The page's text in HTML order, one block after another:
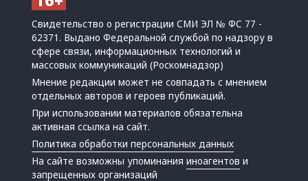
Свидетельство о регистрации СМИ ЭЛ № ФС 77 -
62371. Выдано Федеральной службой по надзору в
сфере связи, информационных технологий и
массовых коммуникаций (Роскомнадзор)
Мнение редакции может не совпадать с мнением
отдельных авторов и героев публикаций.
При использовании материалов обязательна
активная ссылка на сайт.
Политика обработки персональных данных
На сайте возможны упоминанияиноагентов и
запрещенных организаций